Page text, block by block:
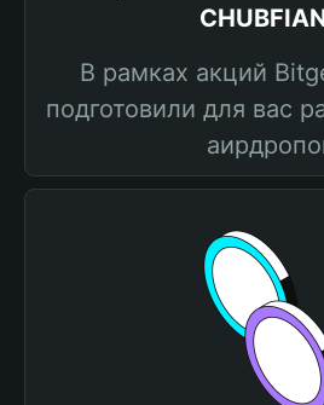
В рамках акций
подготовили для вас